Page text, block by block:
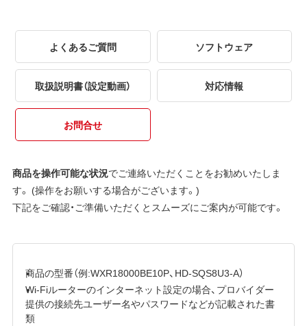
よくあるご質問 ソフトウェア
取扱説明書（設定動画） 対応情報
お問合せ
商品を操作可能な状況でご連絡いただくことをお勧めいたしま
す。 (操作をお願いする場合がございます。)
下記をご確認・ご準備いただくとスムーズにご案内が可能です。
商品の型番（例:WXR18000BE10P、HD-SQS8U3-A）
Wi-Fiルーターのインターネット設定の場合、プロバイダー
提供の接続先ユーザー名やパスワードなどが記載された書
類